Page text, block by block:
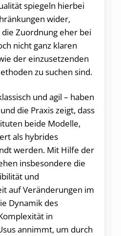
spiegeln hierbei
wider,
Zuordnung eher bei
nicht ganz klaren
der einzusetzenden
zu suchen sind.
und agil – haben
die Praxis zeigt, dass
beide Modelle,
als hybrides
werden. Mit Hilfe der
insbesondere die
und
auf Veränderungen im
Dynamik des
in
annimmt, um durch